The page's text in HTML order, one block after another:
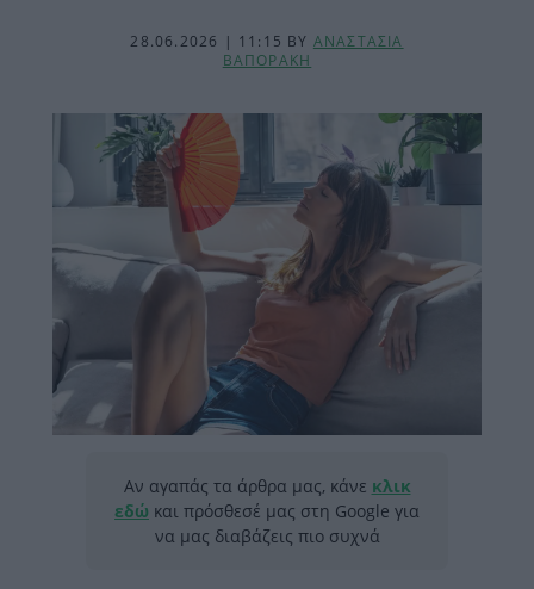
28.06.2026 | 11:15 BY ΑΝΑΣΤΑΣΙΑ
ΒΑΠΟΡΑΚΗ
Αν αγαπάς τα άρθρα μας, κάνε κλικ
εδώ και πρόσθεσέ μας στη Google για
να μας διαβάζεις πιο συχνά